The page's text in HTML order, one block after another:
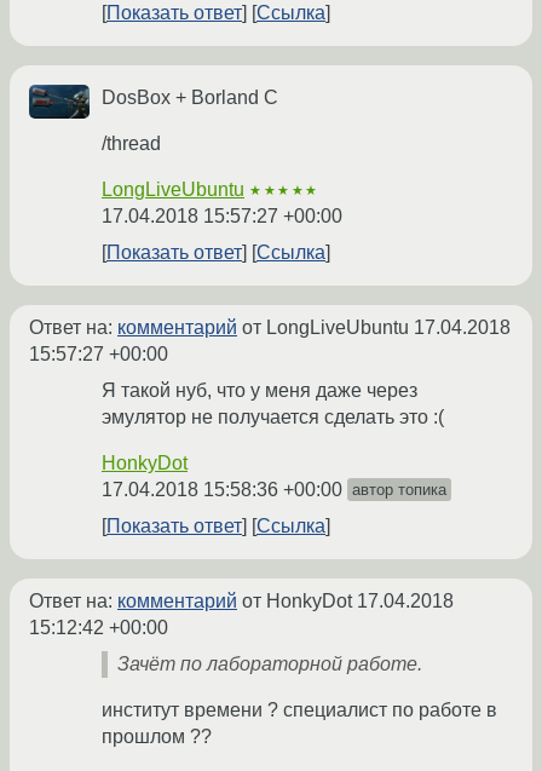
Показать ответ Ссылка
DosBox + Borland C
/thread
LongLiveUbuntu ★★★★★
17.04.2018 15:57:27 +00:00
Показать ответ
Ссылка
Ответ на: комментарий от LongLiveUbuntu 17.04.2018
15:57:27 +00:00
Я такой нуб, что у меня даже через
эмулятор не получается сделать это :(
HonkyDot
17.04.2018 15:58:36 +00:00 автор топика
Показать ответ Ссылка
Ответ на: комментарий от HonkyDot 17.04.2018
15:12:42 +00:00
Зачёт по лабораторной работе.
институт времени ? специалист по работе в
прошлом ??